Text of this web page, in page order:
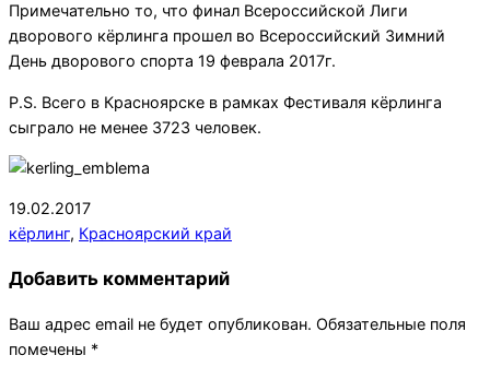
Примечательно то, что финал Всероссийской Лиги
дворового кёрлинга прошел во Всероссийский Зимний
День дворового спорта 19 феврала 2017г.
P.S. Всего в Красноярске в рамках Фестиваля кёрлинга
сыграло не менее 3723 человек.
2017-
02-
19.02.2017
кёрлинг, Красноярский край
Добавить комментарий
Ваш адрес email не будет опубликован. Обязательные поля
помечены *